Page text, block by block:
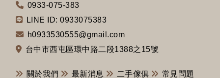
0933-075-383
LINE ID: 0933075383
h0933530555@gmail.com
台中市西屯區環中路二段1388之15號
關於我們 最新消息 二手傢俱 常見問題